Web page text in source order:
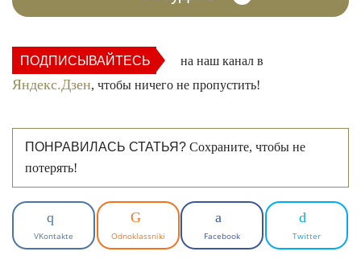
ПОДПИСЫВАЙТЕСЬ на наш канал в
Яндекс.Дзен, чтобы ничего не пропустить!
ПОНРАВИЛАСЬ СТАТЬЯ? Сохраните, чтобы не
потерять!
VKontakte Odnoklassniki Facebook Twitter